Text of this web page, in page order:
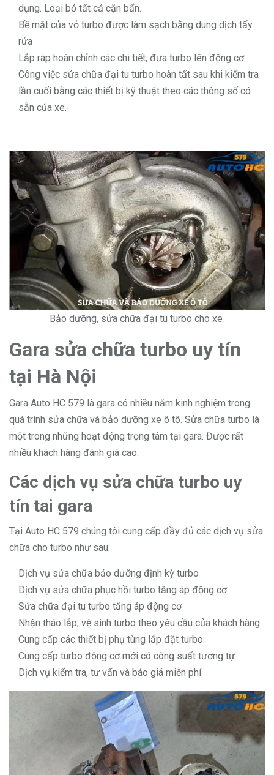
dụng. Loại bỏ tất cả cặn bẩn.
Bề mặt của vỏ turbo được làm sạch bằng dung dịch tẩy
rửa
Lắp ráp hoàn chỉnh các chi tiết, đưa turbo lên động cơ.
Công việc sửa chữa đại tu turbo hoàn tất sau khi kiểm tra
lần cuối bằng các thiết bị kỹ thuật theo các thông số có
sẵn của xe.
Bảo dưỡng, sửa chữa đại tu turbo cho xe
Gara sửa chữa turbo uy tín
tại Hà Nội
Gara Auto HC 579 là gara có nhiều năm kinh nghiệm trong
quá trình sửa chữa và bảo dưỡng xe ô tô. Sửa chữa turbo là
một trong những hoạt động trọng tâm tại gara. Được rất
nhiều khách hàng đánh giá cao.
Các dịch vụ sửa chữa turbo uy
tín tai gara
Tại Auto HC 579 chúng tôi cung cấp đầy đủ các dịch vụ sửa
chữa cho turbo như sau:
Dịch vụ sửa chữa bảo dưỡng định kỳ turbo
Dịch vụ sửa chữa phục hồi turbo tăng áp động cơ
Sửa chữa đại tu turbo tăng áp động cơ
Nhận tháo lắp, vệ sinh turbo theo yêu cầu của khách hàng
Cung cấp các thiết bị phụ tùng lắp đặt turbo
Cung cấp turbo động cơ mới có công suất tương tự
Dịch vụ kiểm tra, tư vấn và báo giá miễn phí